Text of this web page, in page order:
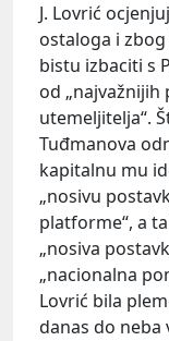
J. Lovrić
ostaloga i
bistu izbaciti s
od
utemeljitelja“.
Tuđmanova
kapitalnu mu
„nosivu
platforme“, a
„nosiva
„nacionalna
Lovrić bila
danas do neba